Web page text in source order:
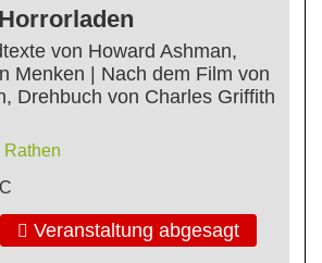
von Howard Ashman,
Menken | Nach dem Film von
Drehbuch von Charles Griffith
Rathen
Veranstaltung abgesagt